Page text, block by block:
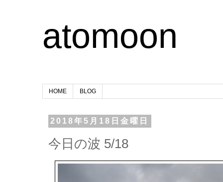
atomoon
HOME BLOG
2018年5月18日金曜日
今日の波 5/18